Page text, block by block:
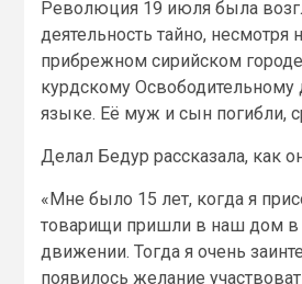
Революция 19 июля была
деятельность тайно,
прибрежном сирийском
курдскому
языке. Её муж и сын погибли,
Делал Бедур рассказала, как
«Мне было 15 лет, когда я
товарищи пришли в наш дом в
движении. Тогда я очень
появилось желание